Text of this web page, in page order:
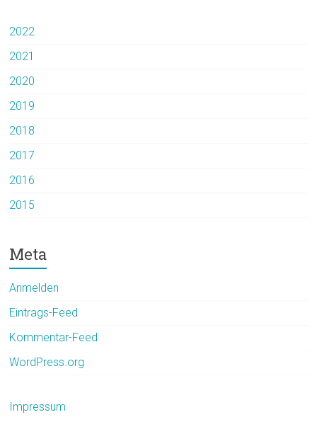
2022
2021
2020
2019
2018
2017
2016
2015
Meta
Anmelden
Eintrags-Feed
Kommentar-Feed
WordPress.org
Impressum